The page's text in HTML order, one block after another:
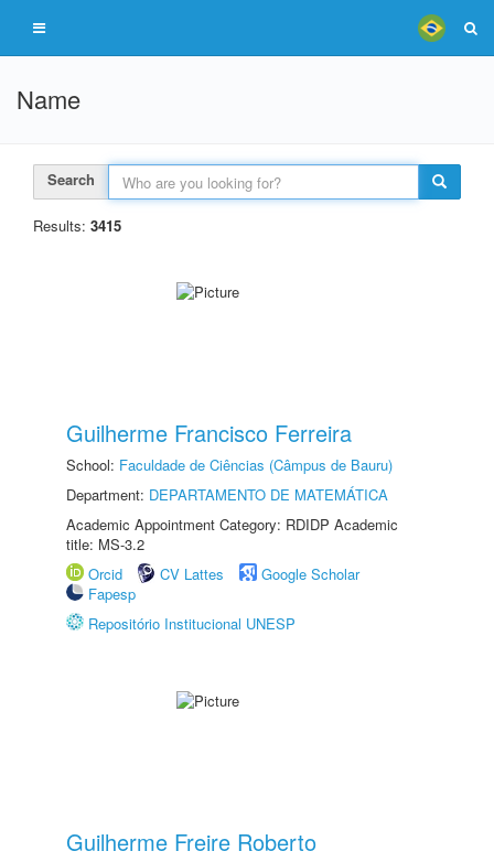
Name
Search
Results: 3415
Guilherme Francisco Ferreira
School: Faculdade de Ciências (Câmpus de Bauru)
Department: DEPARTAMENTO DE MATEMÁTICA
Academic Appointment Category: RDIDP Academic
title: MS-3.2
Orcid
CV Lattes
Google Scholar
Fapesp
Repositório Institucional UNESP
Guilherme Freire Roberto